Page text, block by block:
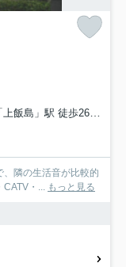
飯島」駅 徒歩26分
隣の生活音が比較的
CATV・... もっと見る